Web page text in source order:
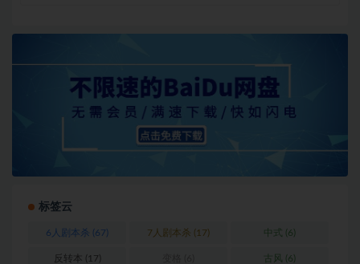
标签云
6人剧本杀 (67) 7人剧本杀 (17) 中式 (6)
反转本 (17) 古风 (6)